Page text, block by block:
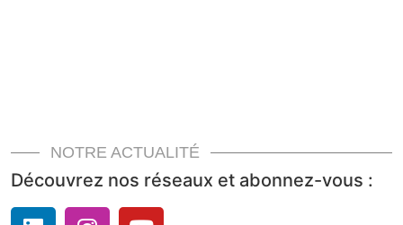
NOTRE ACTUALITÉ
Découvrez nos réseaux et abonnez-vous :